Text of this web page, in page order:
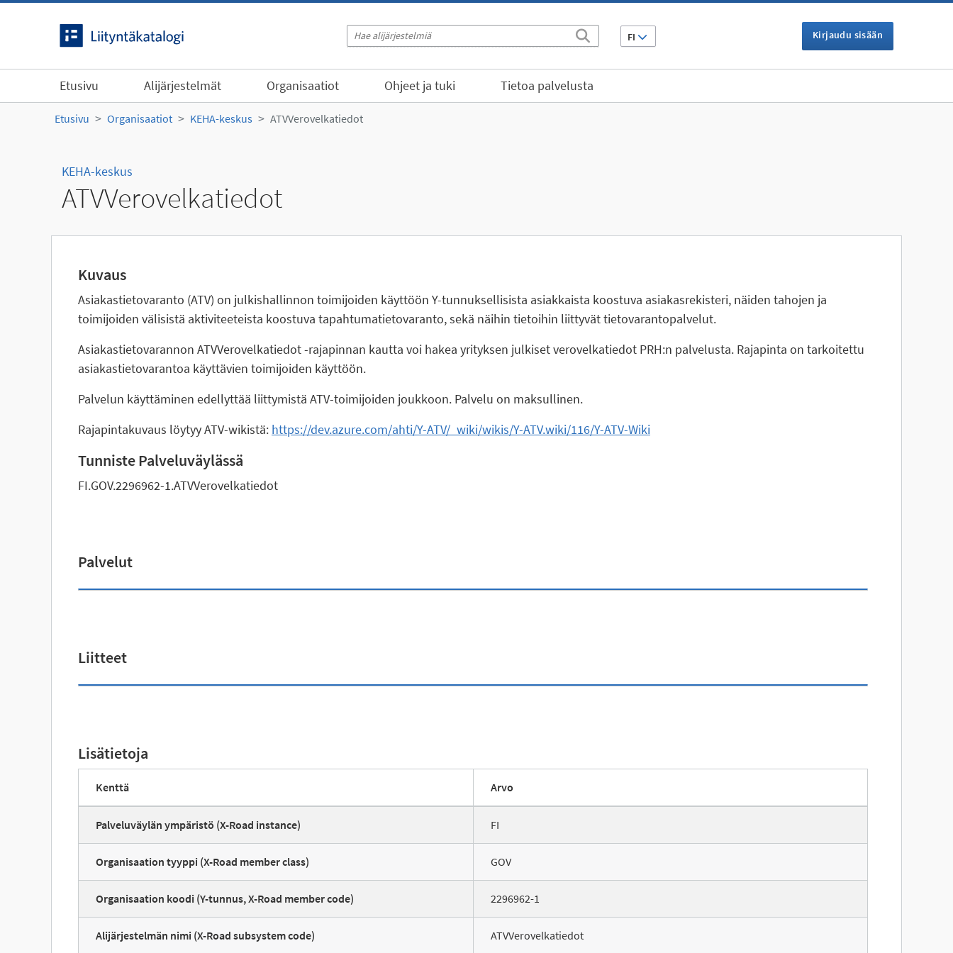
FI Kirjaudu sisään
Etusivu Alijärjestelmät Organisaatiot Ohjeet ja tuki Tietoa palvelusta
Etusivu Organisaatiot KEHA-keskus ATVVerovelkatiedot
KEHA-keskus
ATVVerovelkatiedot
Kuvaus
Asiakastietovaranto (ATV) on julkishallinnon toimijoiden käyttöön Y-tunnuksellisista asiakkaista koostuva asiakasrekisteri, näiden tahojen ja
toimijoiden välisistä aktiviteeteista koostuva tapahtumatietovaranto, sekä näihin tietoihin liittyvät tietovarantopalvelut.
Asiakastietovarannon ATVVerovelkatiedot -rajapinnan kautta voi hakea yrityksen julkiset verovelkatiedot PRH:n palvelusta. Rajapinta on tarkoitettu
asiakastietovarantoa käyttävien toimijoiden käyttöön.
Palvelun käyttäminen edellyttää liittymistä ATV-toimijoiden joukkoon. Palvelu on maksullinen.
Rajapintakuvaus löytyy ATV-wikistä: https://dev.azure.com/ahti/Y-ATV/_wiki/wikis/Y-ATV.wiki/116/Y-ATV-Wiki
Tunniste Palveluväylässä
FI.GOV.2296962-1.ATVVerovelkatiedot
Palvelut
Liitteet
Lisätietoja
Kenttä Arvo
Palveluväylän ympäristö (X-Road instance) FI
Organisaation tyyppi (X-Road member class) GOV
Organisaation koodi (Y-tunnus, X-Road member code) 2296962-1
Alijärjestelmän nimi (X-Road subsystem code) ATVVerovelkatiedot